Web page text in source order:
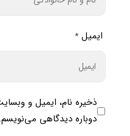
ایمیل *
ذخیره نام، ایمیل و
دوباره دیدگاهی می‌نویسم.